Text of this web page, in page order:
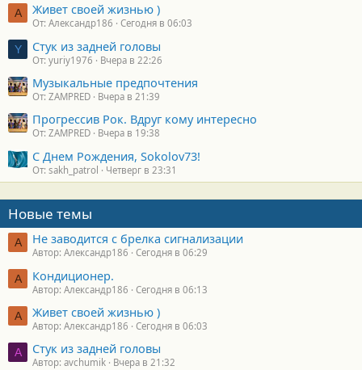
А Живет своей жизнью )
От: Александр186 Сегодня в 06:03
Y Стук из задней головы
От: yuriy1976 Вчера в 22:26
Музыкальные предпочтения
От: ZAMPRED Вчера в 21:39
Прогрессив Рок. Вдруг кому интересно
От: ZAMPRED Вчера в 19:38
С Днем Рождения, Sokolov73!
От: sakh_patrol Четверг в 23:31
Новые темы
А Не заводится с брелка сигнализации
Автор: Александр186 Сегодня в 06:29
А Кондиционер.
Автор: Александр186 Сегодня в 06:13
А Живет своей жизнью )
Автор: Александр186 Сегодня в 06:03
A Стук из задней головы
Автор: avchumik Вчера в 21:32